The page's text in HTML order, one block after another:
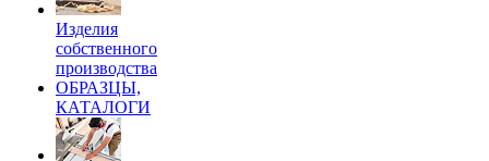
Изделия
собственного
производства
ОБРАЗЦЫ,
КАТАЛОГИ